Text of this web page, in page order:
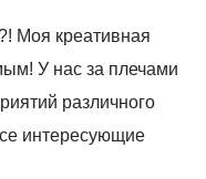
Моя креативная
У нас за плечами
различного
интересующие